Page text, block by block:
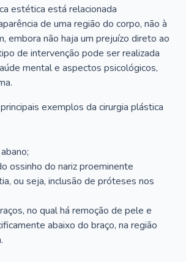
estética está relacionada
de uma região do corpo, não à
embora não haja um prejuízo direto ao
de intervenção pode ser realizada
mental e aspectos psicológicos,
exemplos da cirurgia plástica
ossinho do nariz proeminente
ou seja, inclusão de próteses nos
no qual há remoção de pele e
abaixo do braço, na região